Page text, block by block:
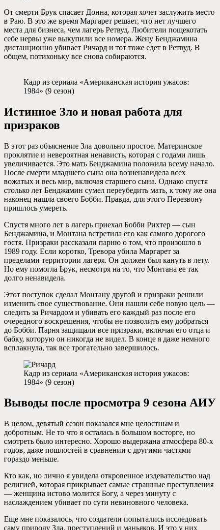
От смерти Брук спасает Донна, которая хочет заслужить место
в Раю. В это же время Маргарет решает, что нет лучшего
места для бизнеса, чем лагерь Ретвуд. Любители пощекотать
себе нервы уже выкупили все номера. Жену Бенджамина
дистанционно убивает Ричард и тот тоже едет в Ретвуд. В
общем, потихоньку все снова собираются.
Кадр из сериала «Американская история ужасов:
1984» (9 сезон)
Истинное Зло и новая работа для
призраков
В этот раз объяснение Зла довольно простое. Материнское
проклятие и невероятная ненависть, которая с годами лишь
увеличивается. Это мать Бенджамина положила всему начало.
После смерти младшего сына она возненавидела всех
вожатых и весь мир, включая старшего сына. Однако спустя
столько лет Бенджамин сумел переубедить мать, к тому же она
наконец нашла своего Бобби. Правда, для этого Перезвону
пришлось умереть.
Спустя много лет в лагерь приехал Бобби Рихтер — сын
Бенджамина, и Монтана встретила его как самого дорогого
гостя. Призраки рассказали парню о том, что произошло в
1989 году. Если коротко, Тревора убила Маргарет за
пределами территории лагеря. Он должен был кануть в лету.
Но ему помогла Ьрук, несмотря на то, что Монтана ее так
долго ненавидела.
Этот поступок сделал Монтану другой и призраки решили
изменить свое существование. Они нашли себе новую цель —
следить за Ричардом и убивать его каждый раз после его
очередного воскрешения, чтобы не позволить ему добраться
до Бобби. Парня защищали все призраки, включая его отца и
бабку, которую он никогда не видел. В конце я даже немного
всплакнула, так все трогательно завершилось.
Кадр из сериала «Американская история ужасов:
1984» (9 сезон)
Выводы после просмотра 9 сезона АИУ
В целом, девятый сезон показался мне целостным и
добротным. Не то что я осталась в большом восторге, но
смотреть было интересно. Хорошо выдержана атмосфера 80-х
годов, даже пошлостей в сравнении с другими частями
гораздо меньше.
Кто как, но лично я увидела откровенное издевательство над
религией, которая прикрывает самые страшные преступления
— женщина истово молится Богу, а через минуту с
наслаждением убивает по сути невиновного человека.
Еще мне показалось, что создатели попытались исследовать
саму природу Зла, преступлений и маньяков. И это у них